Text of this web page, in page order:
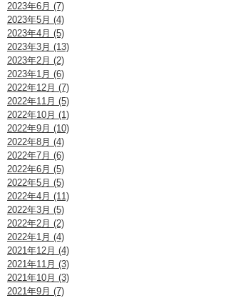
2023年6月 (7)
2023年5月 (4)
2023年4月 (5)
2023年3月 (13)
2023年2月 (2)
2023年1月 (6)
2022年12月 (7)
2022年11月 (5)
2022年10月 (1)
2022年9月 (10)
2022年8月 (4)
2022年7月 (6)
2022年6月 (5)
2022年5月 (5)
2022年4月 (11)
2022年3月 (5)
2022年2月 (2)
2022年1月 (4)
2021年12月 (4)
2021年11月 (3)
2021年10月 (3)
2021年9月 (7)